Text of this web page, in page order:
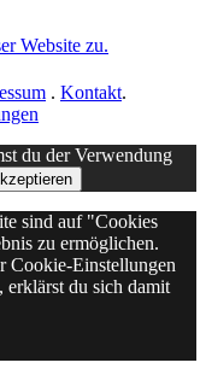
Website zu.
. Kontakt.
du der Verwendung
sind auf "Cookies
zu ermöglichen.
Cookie-Einstellungen
du sich damit